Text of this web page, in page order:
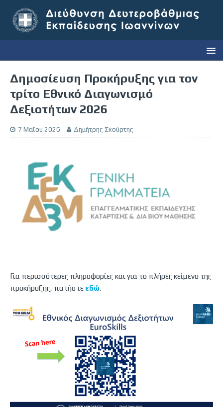
Δημοσίευση Προκήρυξης για τον
τρίτο Εθνικό Διαγωνισμό
Δεξιοτήτων 2026
7 Μαΐου 2026 Δημήτρης Σκούρτης
Για περισσότερες πληροφορίες και για το πλήρες κείμενο της
προκήρυξης, πατήστε εδώ.